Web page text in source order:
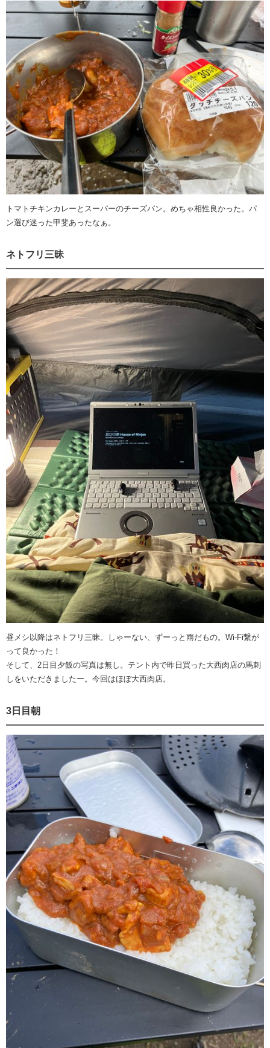
トマトチキンカレーとスーパーのチーズパン。めちゃ相性良かった。パ
ン選び迷った甲斐あったなぁ。
ネトフリ三昧
昼メシ以降はネトフリ三昧。しゃーない、ずーっと雨だもの。Wi-Fi繋が
って良かった！
そして、2日目夕飯の写真は無し。テント内で昨日買った大西肉店の馬刺
しをいただきましたー。今回はほぼ大西肉店。
3日目朝